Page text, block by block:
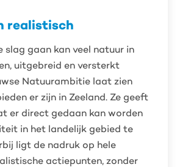
realistisch
slag gaan kan veel natuur in
uitgebreid en versterkt
Natuurambitie laat zien
er zijn in Zeeland. Ze geeft
er direct gedaan kan worden
in het landelijk gebied te
ligt de nadruk op hele
actiepunten, zonder